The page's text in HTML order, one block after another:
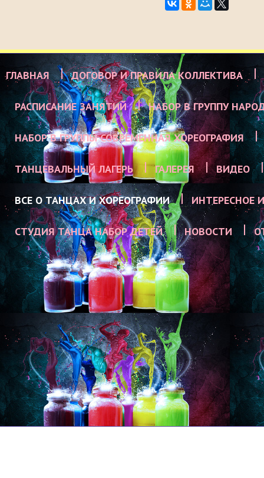
ГЛАВНАЯ ДОГОВОР И ПРАВИЛА КОЛЛЕКТИВА
РАСПИСАНИЕ ЗАНЯТИЙ НАБОР В ГРУППУ
НАБОР В ГРУППЫ СОВРЕМЕННАЯ ХОРЕОГРАФИЯ
ТАНЦЕВАЛЬНЫЙ ЛАГЕРЬ ГАЛЕРЕЯ ВИДЕО
ВСЕ О ТАНЦАХ И ХОРЕОГРАФИИ ИНТЕРЕСНОЕ
СТУДИЯ ТАНЦА НАБОР ДЕТЕЙ НОВОСТИ